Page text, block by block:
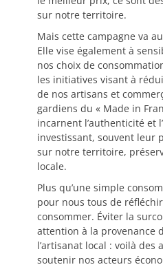
sur notre territoire.
Mais cette campagne va
Elle vise également à
nos choix de
les initiatives visant à
de nos artisans et
gardiens du « Made in
incarnent l’authenticité et
investissant, souvent leur
sur notre territoire,
locale.
Plus qu’une simple
pour nous tous de
consommer. Éviter la
attention à la provenance
l’artisanat local : voilà des
soutenir nos acteurs